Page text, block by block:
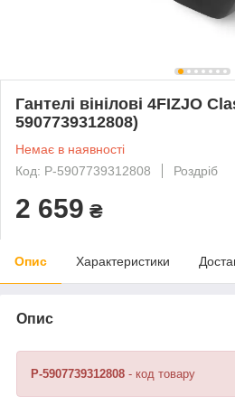
Гантелі вінілові 4FIZJO
5907739312808)
Немає в наявності
Код: P-5907739312808
Роздріб
2 659 ₴
Опис Характеристики
Опис
P-5907739312808 - код товару